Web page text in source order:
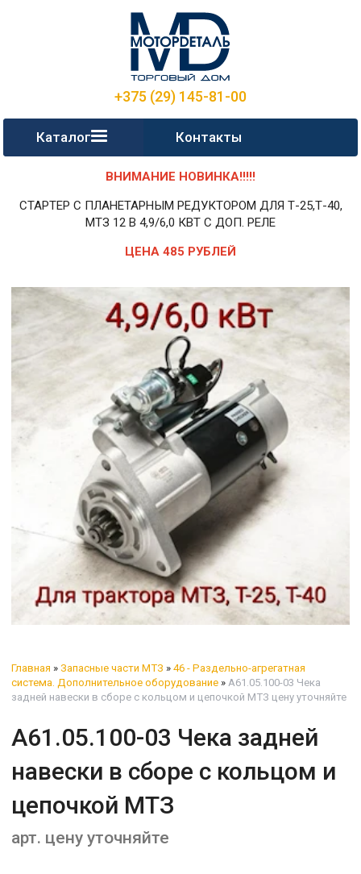
+375 (29) 145-81-00
Каталог Контакты
ВНИМАНИЕ НОВИНКА!!!!!
СТАРТЕР С ПЛАНЕТАРНЫМ РЕДУКТОРОМ ДЛЯ Т-25,Т-40,
МТЗ 12 В 4,9/6,0 КВТ С ДОП. РЕЛЕ
ЦЕНА 485 РУБЛЕЙ
Главная » Запасные части МТЗ » 46 - Раздельно-агрегатная
система. Дополнительное оборудование » А61.05.100-03 Чека
задней навески в сборе с кольцом и цепочкой МТЗ цену уточняйте
А61.05.100-03 Чека задней
навески в сборе с кольцом и
цепочкой МТЗ
арт. цену уточняйте